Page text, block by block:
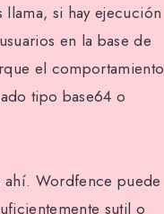
si hay ejecución
en la base de
el comportamiento
tipo base64 o
ahí. Wordfence puede
sutil o